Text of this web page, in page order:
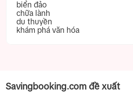
biển đảo
chữa lành
du thuyền
khám phá văn hóa
Savingbooking.com đề xuất